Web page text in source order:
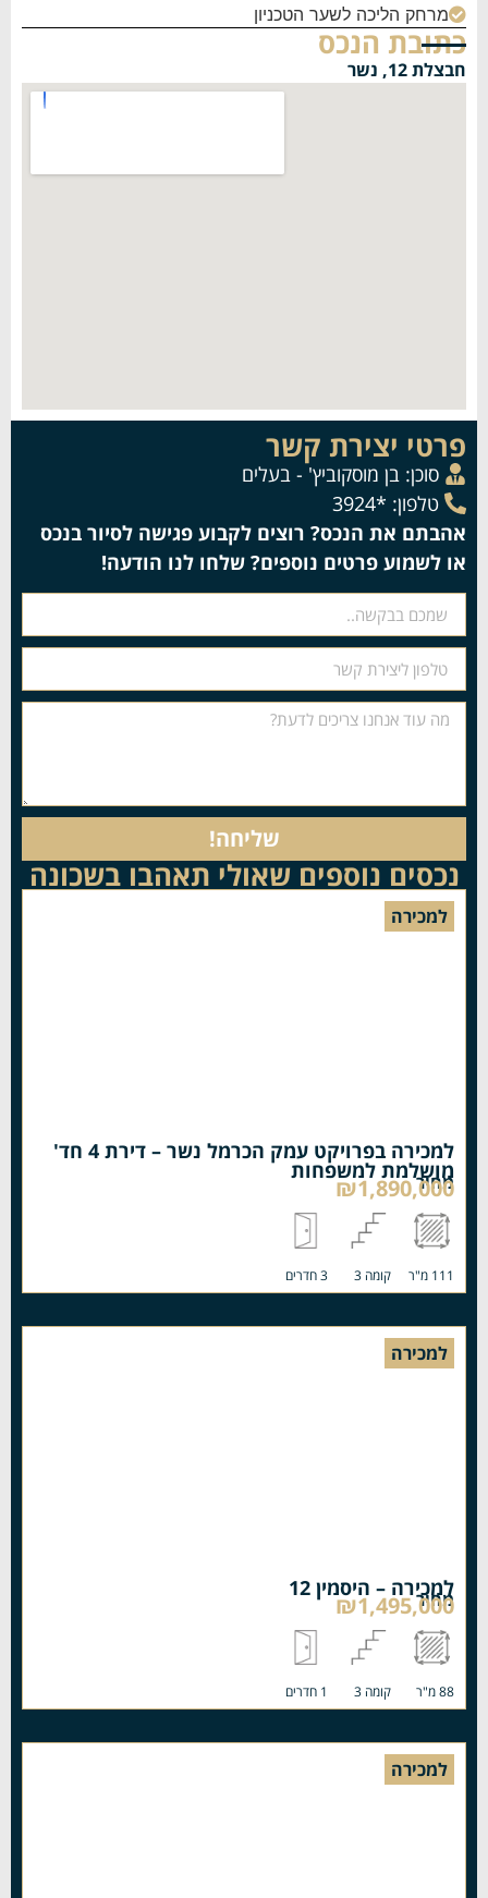
מרחק הליכה לשער הטכניון
כתובת הנכס
חבצלת 12, נשר
פרטי יצירת קשר
סוכן: בן מוסקוביץ' - בעלים
טלפון: *3924
אהבתם את הנכס? רוצים לקבוע פגישה לסיור בנכס
או לשמוע פרטים נוספים? שלחו לנו הודעה!
שליחה!
נכסים נוספים שאולי תאהבו בשכונה
למכירה
למכירה בפרויקט עמק הכרמל נשר – דירת 4 חד'
מושלמת למשפחות
מחיר
₪1,890,000
111 מ"ר קומה 3 3 חדרים
למכירה
למכירה – היסמין 12
מחיר
₪1,495,000
88 מ"ר קומה 3 1 חדרים
למכירה